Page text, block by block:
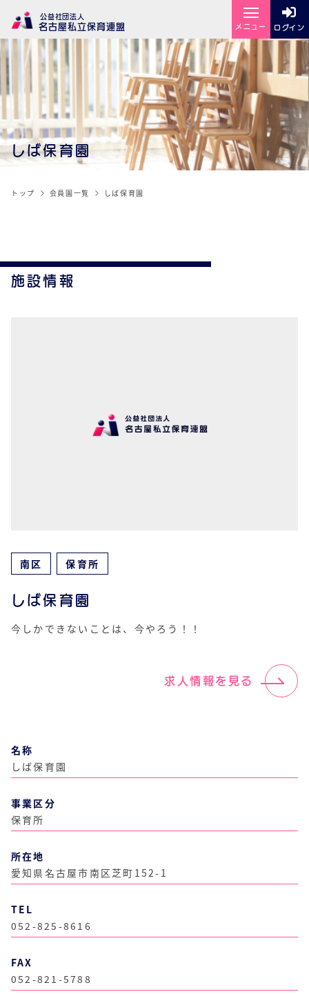
しば保育園
名古屋私立保育連盟
公益社団法人
メニュー
ログイン
トップ 会員園一覧 しば保育園
施設情報
南区 保育所
しば保育園
今しかできないことは、今やろう！！
求人情報を見る
名称
しば保育園
事業区分
保育所
所在地
愛知県名古屋市南区芝町152-1
TEL
052-825-8616
FAX
052-821-5788